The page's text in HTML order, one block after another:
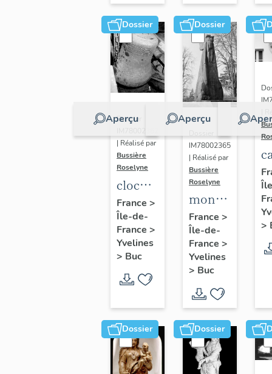
Dossier
Aperçu
Dossier
| Réalisé par
Bussière
Roselyne
cloche
dite
Louise
Auguste
Adélaïde
France >
Île-de-
France >
Yvelines
> Buc
Dossier
Aperçu
IM78002365
| Réalisé par
Bussière
Roselyne
monument
funéraire
de
Jean
Casale
France >
Île-de-
France >
Yvelines
> Buc
>
Dossier Dossier